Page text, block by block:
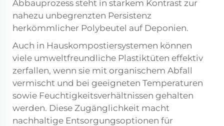
Abbauprozess steht in starkem Kontrast zur
nahezu unbegrenzten Persistenz
herkömmlicher Polybeutel auf Deponien.
Auch in Hauskompostiersystemen können
viele umweltfreundliche Plastiktüten effektiv
zerfallen, wenn sie mit organischem Abfall
vermischt und bei geeigneten Temperaturen
sowie Feuchtigkeitsverhältnissen gehalten
werden. Diese Zugänglichkeit macht
nachhaltige Entsorgungsoptionen für